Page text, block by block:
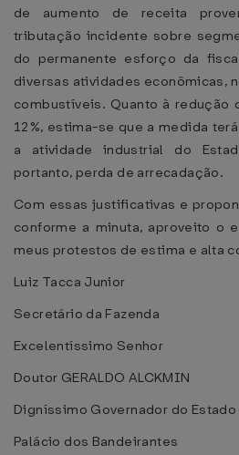
de aumento de receita
tributação incidente sobre
do permanente esforço da
diversas atividades econômicas,
combustíveis. Quanto à redução
12%, estima-se que a medida
a atividade industrial do
portanto, perda de arrecadação.
Com essas justificativas e
conforme a minuta, aproveito o
meus protestos de estima e alta
Luiz Tacca Junior
Secretário da Fazenda
Excelentíssimo Senhor
Doutor GERALDO ALCKMIN
Digníssimo Governador do Estado
Palácio dos Bandeirantes